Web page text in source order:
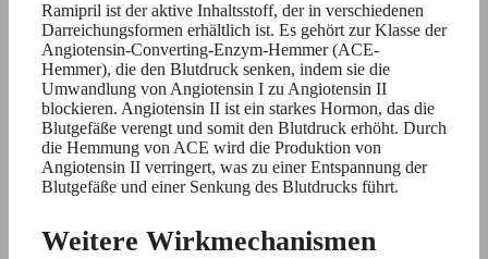
Ramipril ist der aktive Inhaltsstoff, der in verschiedenen
Darreichungsformen erhältlich ist. Es gehört zur Klasse der
Angiotensin-Converting-Enzym-Hemmer (ACE-
Hemmer), die den Blutdruck senken, indem sie die
Umwandlung von Angiotensin I zu Angiotensin II
blockieren. Angiotensin II ist ein starkes Hormon, das die
Blutgefäße verengt und somit den Blutdruck erhöht. Durch
die Hemmung von ACE wird die Produktion von
Angiotensin II verringert, was zu einer Entspannung der
Blutgefäße und einer Senkung des Blutdrucks führt.
Weitere Wirkmechanismen